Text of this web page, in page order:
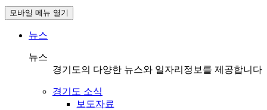
모바일 메뉴 열기
뉴스
뉴스
경기도의 다양한 뉴스와 일자리정보를 제공합니다
경기도 소식
보도자료